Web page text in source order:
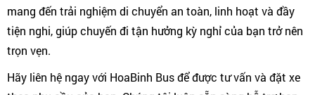
mang đến trải nghiệm di chuyển an toàn, linh hoạt và đầy
tiện nghi, giúp chuyến đi tận hưởng kỳ nghỉ của bạn trở nên
trọn vẹn.
Hãy liên hệ ngay với HoaBinh Bus để được tư vấn và đặt xe